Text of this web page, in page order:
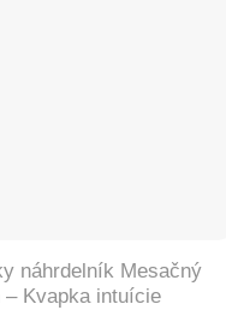
náhrdelník Mesačný
– Kvapka intuície